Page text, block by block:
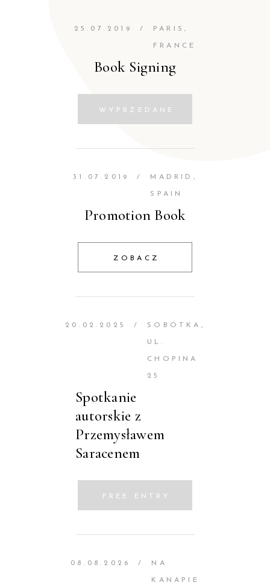
25.07.2019 / PARIS,
FRANCE
Book Signing
WYPRZEDANE
31.07.2019 / MADRID,
SPAIN
Promotion Book
ZOBACZ
20.02.2025 / SOBÓTKA,
UL.
CHOPINA
25
Spotkanie
autorskie z
Przemysławem
Saracenem
FREE ENTRY
08.08.2026 / NA
KANAPIE